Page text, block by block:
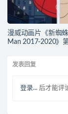
漫威动画片《新蜘
Man 2017-2020》
文) 官方纯净收藏版
720P/MKV/27.9G
发表回复
登录... 后才能评